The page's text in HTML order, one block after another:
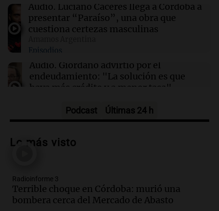
Abelardo De la Espriella asume la presidencia
de Colombia en un acto histórico
Promocionan cortes de cerdo a precio
especial: "Hoy el tema económico cala"
Audio. Luciano Cáceres llega a Córdoba a
presentar “Paraíso”, una obra que
cuestiona certezas masculinas
Episodios
Audio. Giordano advirtió por el
endeudamiento: "La solución es que
haya más crédito y a menor tasa"
Audio.Media sanción a la ley de
propietarios e inquilinos en Argentina
Audio.Promocionan cortes de cerdo
ante la caída de consumo de carne de
vaca por precios.
Podcast Últimas 24 h
Lo más visto
Radioinforme 3
Terrible choque en Córdoba: murió una
bombera cerca del Mercado de Abasto